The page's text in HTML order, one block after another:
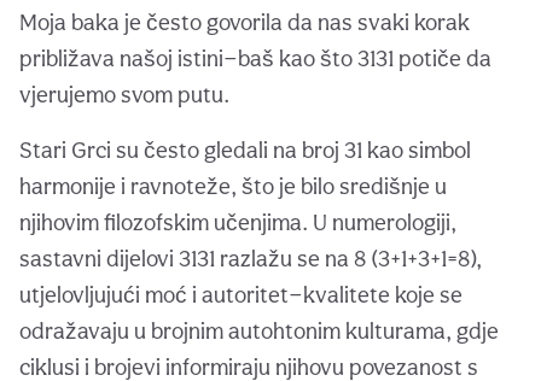
Moja baka je često govorila da nas svaki korak
približava našoj istini—baš kao što 3131 potiče da
vjerujemo svom putu.
Stari Grci su često gledali na broj 31 kao simbol
harmonije i ravnoteže, što je bilo središnje u
njihovim filozofskim učenjima. U numerologiji,
sastavni dijelovi 3131 razlažu se na 8 (3+1+3+1=8),
utjelovljujući moć i autoritet—kvalitete koje se
odražavaju u brojnim autohtonim kulturama, gdje
ciklusi i brojevi informiraju njihovu povezanost s